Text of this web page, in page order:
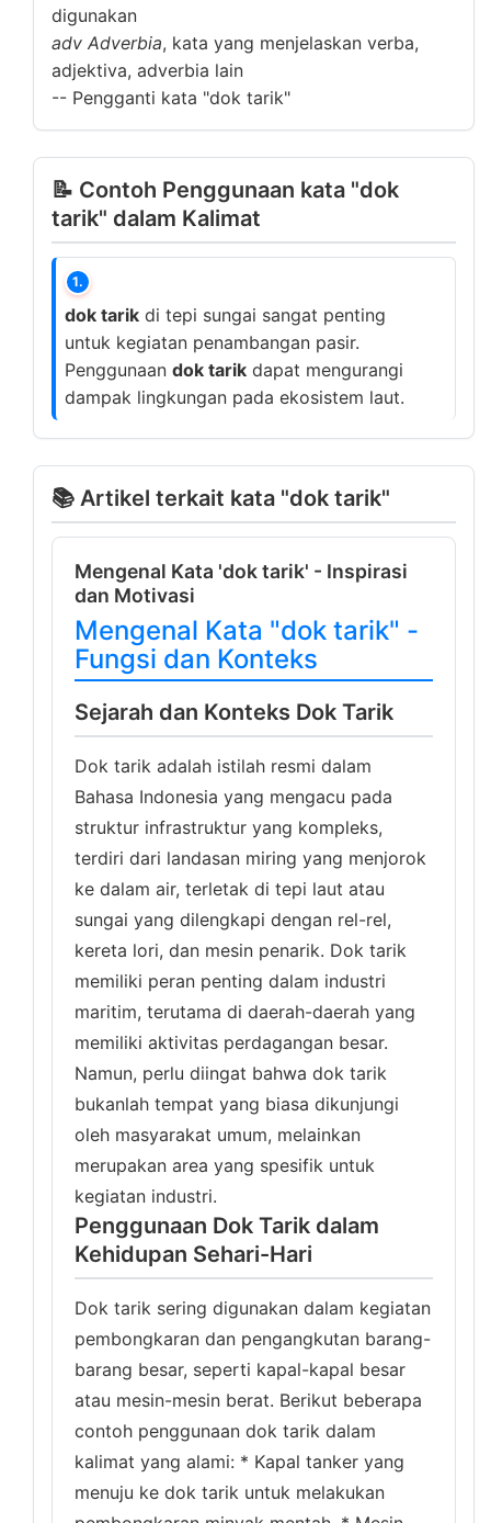
digunakan
adv Adverbia, kata yang menjelaskan verba,
adjektiva, adverbia lain
-- Pengganti kata "dok tarik"
📝 Contoh Penggunaan kata "dok
tarik" dalam Kalimat
1.
dok tarik di tepi sungai sangat penting
untuk kegiatan penambangan pasir.
Penggunaan dok tarik dapat mengurangi
dampak lingkungan pada ekosistem laut.
📚 Artikel terkait kata "dok tarik"
Mengenal Kata 'dok tarik' - Inspirasi
dan Motivasi
Mengenal Kata "dok tarik" -
Fungsi dan Konteks
Sejarah dan Konteks Dok Tarik
Dok tarik adalah istilah resmi dalam
Bahasa Indonesia yang mengacu pada
struktur infrastruktur yang kompleks,
terdiri dari landasan miring yang menjorok
ke dalam air, terletak di tepi laut atau
sungai yang dilengkapi dengan rel-rel,
kereta lori, dan mesin penarik. Dok tarik
memiliki peran penting dalam industri
maritim, terutama di daerah-daerah yang
memiliki aktivitas perdagangan besar.
Namun, perlu diingat bahwa dok tarik
bukanlah tempat yang biasa dikunjungi
oleh masyarakat umum, melainkan
merupakan area yang spesifik untuk
kegiatan industri.
Penggunaan Dok Tarik dalam
Kehidupan Sehari-Hari
Dok tarik sering digunakan dalam kegiatan
pembongkaran dan pengangkutan barang-
barang besar, seperti kapal-kapal besar
atau mesin-mesin berat. Berikut beberapa
contoh penggunaan dok tarik dalam
kalimat yang alami: * Kapal tanker yang
menuju ke dok tarik untuk melakukan